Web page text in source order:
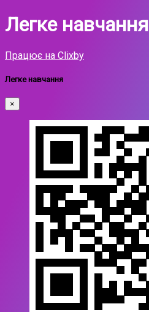
Легке навчання
Працює на Clixby
Легке навчання
×